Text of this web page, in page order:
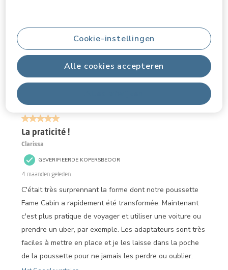
Alle cookies accepteren
Cookie-instellingen
Filters
Sorteren op
Meest relevant
tot
van
Beoordelingen.
5 van 5 sterren.
La praticité !
Clarissa
GEVERIFIEERDE KOPERSBEOOR
4 maanden geleden
C'était très surprennant la forme dont notre poussette
Fame Cabin a rapidement été transformée. Maintenant
c'est plus pratique de voyager et utiliser une voiture ou
prendre un uber, par exemple. Les adaptateurs sont très
faciles à mettre en place et je les laisse dans la poche
de la poussette pour ne jamais les perdre ou oublier.